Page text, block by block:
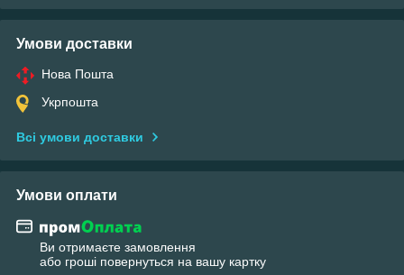
Умови доставки
Нова Пошта
Укрпошта
Всі умови доставки
Умови оплати
Ви отримаєте замовлення
або гроші повернуться на вашу картку